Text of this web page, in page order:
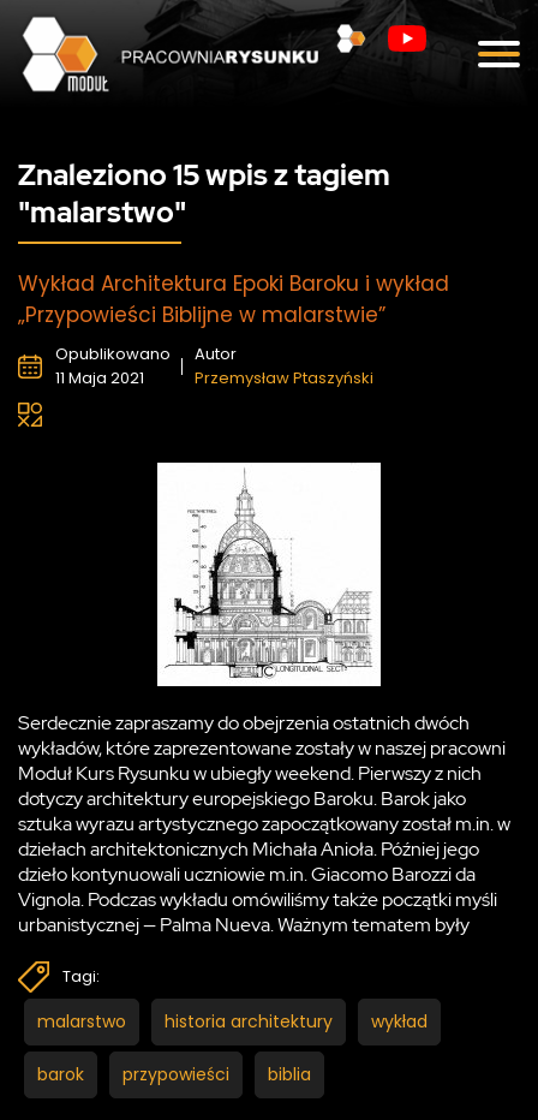
Kontakt
Znaleziono 15 wpis z tagiem
"malarstwo"
Wykład Architektura Epoki Baroku i wykład
„Przypowieści Biblijne w malarstwie”
Opublikowano
11 Maja 2021
Autor
Przemysław Ptaszyński
Serdecznie zapraszamy do obejrzenia ostatnich dwóch
wykładów, które zaprezentowane zostały w naszej pracowni
Moduł Kurs Rysunku w ubiegły weekend. Pierwszy z nich
dotyczy architektury europejskiego Baroku. Barok jako
sztuka wyrazu artystycznego zapoczątkowany został m.in. w
dziełach architektonicznych Michała Anioła. Później jego
dzieło kontynuowali uczniowie m.in. Giacomo Barozzi da
Vignola. Podczas wykładu omówiliśmy także początki myśli
urbanistycznej — Palma Nueva. Ważnym tematem były
Tagi:
malarstwo historia architektury wykład
barok przypowieści biblia